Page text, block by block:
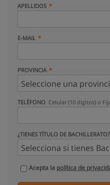
APELLIDOS
E-MAIL
PROVINCIA
TELÉFONO Celular (10 dígitos) o
¿TIENES TÍTULO DE BACHILLERATO?
Acepta la política de